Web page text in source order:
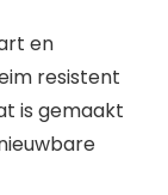
en
resistent
is gemaakt